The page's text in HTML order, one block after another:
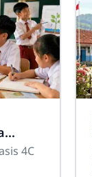
4C